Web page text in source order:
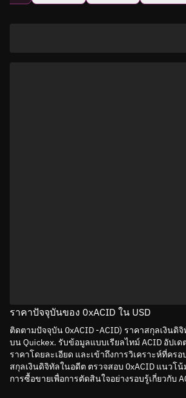
ราคาปัจจุบันของ 0xACID ใน USD
ติดตามปัจจุบัน 0xACID -ACID) ราคาสกุลเงินดิ
บน Quickex. รับข้อมูลแบบเรียลไทม์ ACID อัปเ
ราคาโดยละเอียด และเข้าถึงการวิเคราะห์ที่คร
สกุลเงินดิจิทัลในอดีต ตรวจสอบ 0xACID แนวโ
การซื้อขายเพื่อการตัดสินใจอย่างรอบรู้เกี่ยวกับ